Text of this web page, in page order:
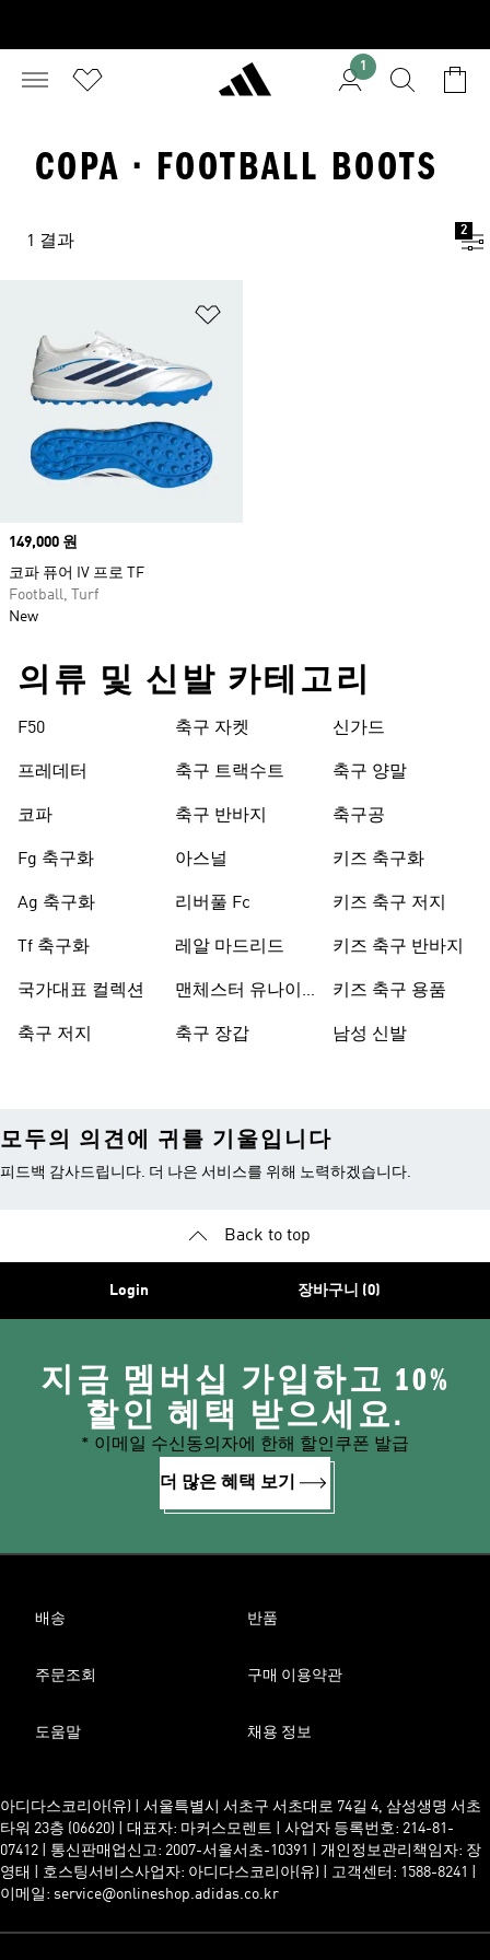
1
COPA · FOOTBALL BOOTS
1 결과
2
Price
149,000 원
코파 퓨어 IV 프로 TF
Football, Turf
New
의류 및 신발 카테고리
F50
프레데터
코파
Fg 축구화
Ag 축구화
Tf 축구화
국가대표 컬렉션
축구 저지
축구 자켓
축구 트랙수트
축구 반바지
아스널
리버풀 Fc
레알 마드리드
맨체스터 유나이
축구 장갑
신가드
축구 양말
축구공
키즈 축구화
키즈 축구 저지
키즈 축구 반바지
키즈 축구 용품
남성 신발
모두의 의견에 귀를 기울입니다
피드백 감사드립니다. 더 나은 서비스를 위해 노력하겠습니다.
Back to top
Login 장바구니 (0)
지금 멤버십 가입하고 10%
할인 혜택 받으세요.
* 이메일 수신동의자에 한해 할인쿠폰 발급
더 많은 혜택 보기
배송 반품
주문조회 구매 이용약관
도움말 채용 정보
아디다스코리아(유) | 서울특별시 서초구 서초대로 74길 4, 삼성생명 서초
타워 23층 (06620) | 대표자: 마커스모렌트 | 사업자 등록번호: 214-81-
07412 | 통신판매업신고: 2007-서울서초-10391 | 개인정보관리책임자: 장
영태 | 호스팅서비스사업자: 아디다스코리아(유) | 고객센터: 1588-8241 |
이메일: service@onlineshop.adidas.co.kr